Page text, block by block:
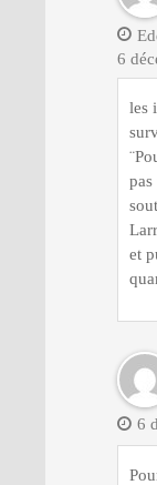
6
les
pas
et
6